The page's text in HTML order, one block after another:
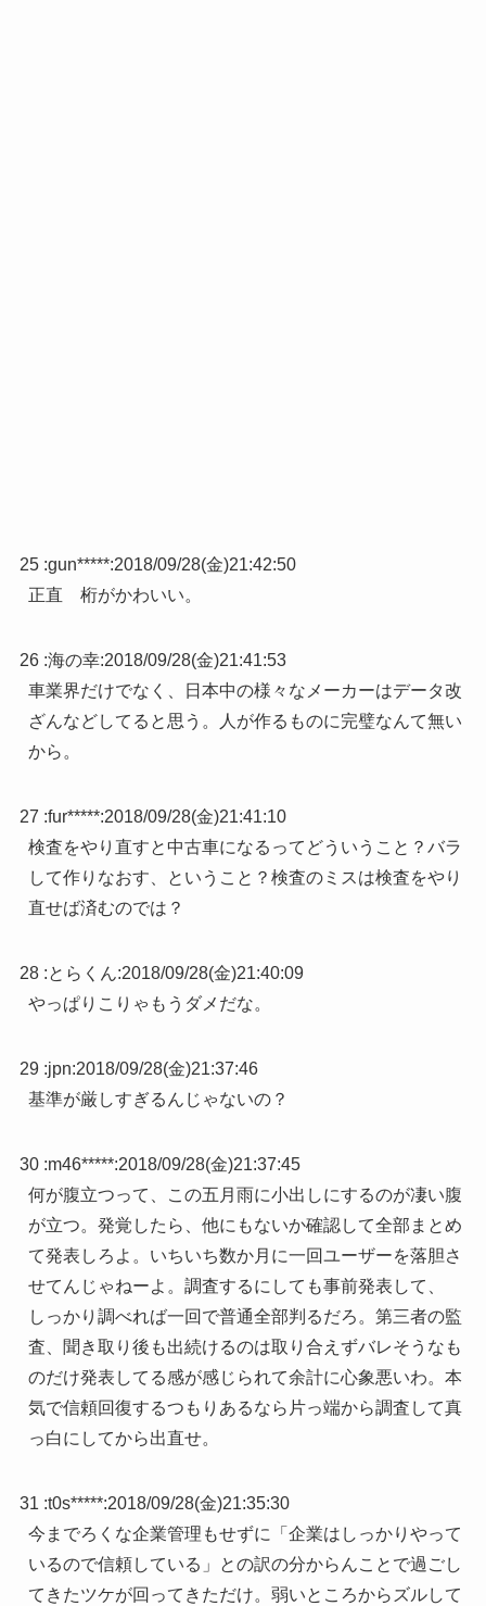
25 :gun*****:2018/09/28(金)21:42:50
正直 桁がかわいい。
26 :海の幸:2018/09/28(金)21:41:53
車業界だけでなく、日本中の様々なメーカーはデータ改
ざんなどしてると思う。人が作るものに完璧なんて無い
から。
27 :fur*****:2018/09/28(金)21:41:10
検査をやり直すと中古車になるってどういうこと？バラ
して作りなおす、ということ？検査のミスは検査をやり
直せば済むのでは？
28 :とらくん:2018/09/28(金)21:40:09
やっぱりこりゃもうダメだな。
29 :jpn:2018/09/28(金)21:37:46
基準が厳しすぎるんじゃないの？
30 :m46*****:2018/09/28(金)21:37:45
何が腹立つって、この五月雨に小出しにするのが凄い腹
が立つ。発覚したら、他にもないか確認して全部まとめ
て発表しろよ。いちいち数か月に一回ユーザーを落胆さ
せてんじゃねーよ。調査するにしても事前発表して、
しっかり調べれば一回で普通全部判るだろ。第三者の監
査、聞き取り後も出続けるのは取り合えずバレそうなも
のだけ発表してる感が感じられて余計に心象悪いわ。本
気で信頼回復するつもりあるなら片っ端から調査して真
っ白にしてから出直せ。
31 :t0s*****:2018/09/28(金)21:35:30
今までろくな企業管理もせずに「企業はしっかりやって
いるので信頼している」との訳の分からんことで過ごし
てきたツケが回ってきただけ。弱いところからズルして